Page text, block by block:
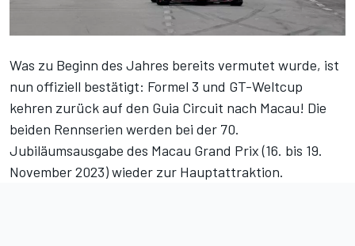
Was zu Beginn des Jahres bereits vermutet wurde, ist
nun offiziell bestätigt: Formel 3 und GT-Weltcup
kehren zurück auf den Guia Circuit nach Macau! Die
beiden Rennserien werden bei der 70.
Jubiläumsausgabe des Macau Grand Prix (16. bis 19.
November 2023) wieder zur Hauptattraktion.